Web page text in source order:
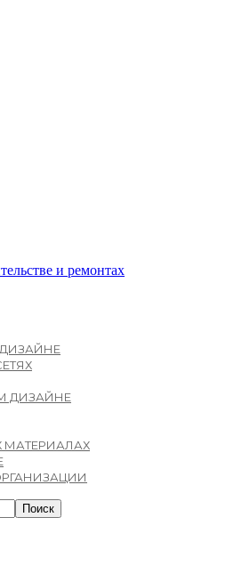
и ремонтах
ДИЗАЙНЕ
ДИЗАЙНЕ
МАТЕРИАЛАХ